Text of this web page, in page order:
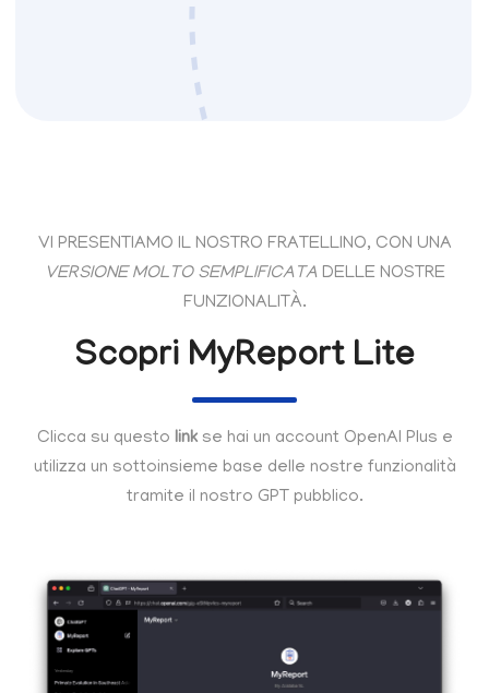
VI PRESENTIAMO IL NOSTRO FRATELLINO, CON UNA
VERSIONE MOLTO SEMPLIFICATADELLE NOSTRE
FUNZIONALITÀ.
Scopri MyReport Lite
Clicca su questo linkse hai un account OpenAI Plus e
utilizza un sottoinsieme base delle nostre funzionalità
tramite il nostro GPT pubblico.